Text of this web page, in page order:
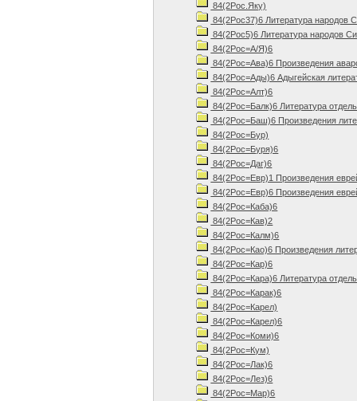
84(2Рос.Яку)
84(2Рос37)6 Литература народов
84(2Рос5)6 Литература народов
84(2Рос=А/Я)6
84(2Рос=Ава)6 Произведения
84(2Рос=Ады)6 Адыгейская
84(2Рос=Алт)6
84(2Рос=Балк)6 Литература
84(2Рос=Баш)6 Произведения
84(2Рос=Бур)
84(2Рос=Буря)6
84(2Рос=Даг)6
84(2Рос=Евр)1 Произведения
84(2Рос=Евр)6 Произведения
84(2Рос=Каба)6
84(2Рос=Кав)2
84(2Рос=Калм)6
84(2Рос=Као)6 Произведения
84(2Рос=Кар)6
84(2Рос=Кара)6 Литература
84(2Рос=Карак)6
84(2Рос=Карел)
84(2Рос=Карел)6
84(2Рос=Коми)6
84(2Рос=Кум)
84(2Рос=Лак)6
84(2Рос=Лез)6
84(2Рос=Мар)6